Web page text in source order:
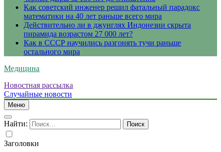
Как советский инженер решил фатальный парадокс
математики на 40 лет раньше всего мира
Действительно ли в джунглях Индонезии скрыта
пирамида возрастом 27 000 лет?
Как в СССР научились разгонять тучи раньше
остального мира
Медицина
Новостная рассылка
Случайные новости
Меню
Найти:
Заголовки